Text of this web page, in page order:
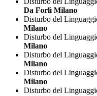
Da Forlì Milano
Disturbo del
Milano
Disturbo del
Milano
Disturbo del
Milano
Disturbo del
Milano
Disturbo del